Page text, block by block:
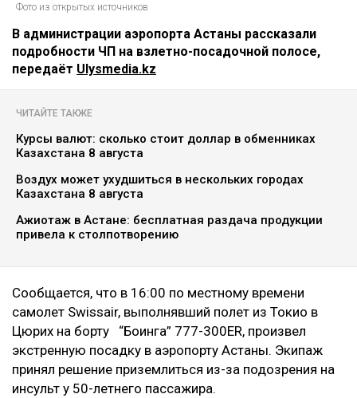
Фото из открытых источников
В администрации аэропорта Астаны рассказали
подробности ЧП на взлетно-посадочной полосе,
передаёт Ulysmedia.kz
ЧИТАЙТЕ ТАКЖЕ
Курсы валют: сколько стоит доллар в обменниках
Казахстана 8 августа
Воздух может ухудшиться в нескольких городах
Казахстана 8 августа
Ажиотаж в Астане: бесплатная раздача продукции
привела к столпотворению
Сообщается, что в 16:00 по местному времени
самолет Swissair, выполнявший полет из Токио в
Цюрих на борту “Боинга” 777-300ER, произвел
экстренную посадку в аэропорту Астаны. Экипаж
принял решение приземлиться из-за подозрения на
инсульт у 50-летнего пассажира.